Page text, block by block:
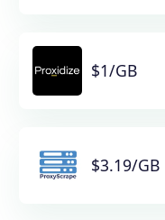
$1/GB
$3.19/GB